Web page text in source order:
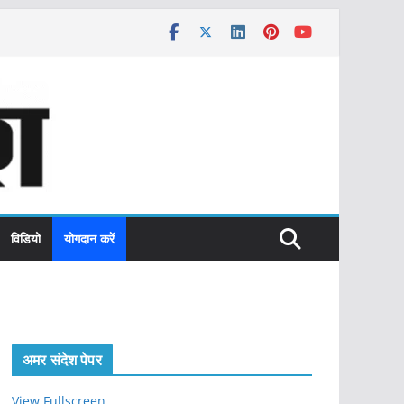
विडियो योगदान करें
अमर संदेश पेपर